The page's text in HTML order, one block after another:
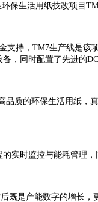
保生活用纸技改项目
持，TM7生产线是该
同时配置了先进的
质的环保生活用纸，
时监控与能耗管理
既是产能数字的增